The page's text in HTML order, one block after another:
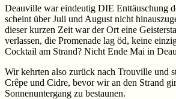
Deauville war eindeutig DIE Enttäuschung
scheint über Juli und August nicht
dieser kurzen Zeit war der Ort eine
verlassen, die Promenade lag öd, keine
Cocktail am Strand? Nicht Ende Mai in
Wir kehrten also zurück nach Trouville und
Crêpe und Cidre, bevor wir an den Strand
Sonnenuntergang zu bestaunen.